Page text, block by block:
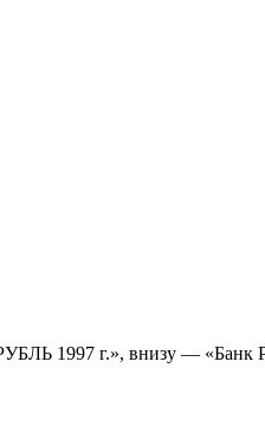
1997 г.», внизу — «Банк